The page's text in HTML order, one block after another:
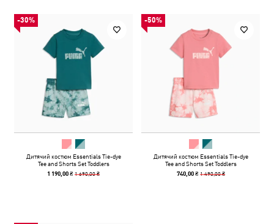
-30%
Дитячий костюм Essentials Tie-dye
Tee and Shorts Set Toddlers
1 190,00 ₴1 690,00 ₴
-50%
Дитячий костюм Essentials Tie-dye
Tee and Shorts Set Toddlers
740,00 ₴ 1 490,00 ₴